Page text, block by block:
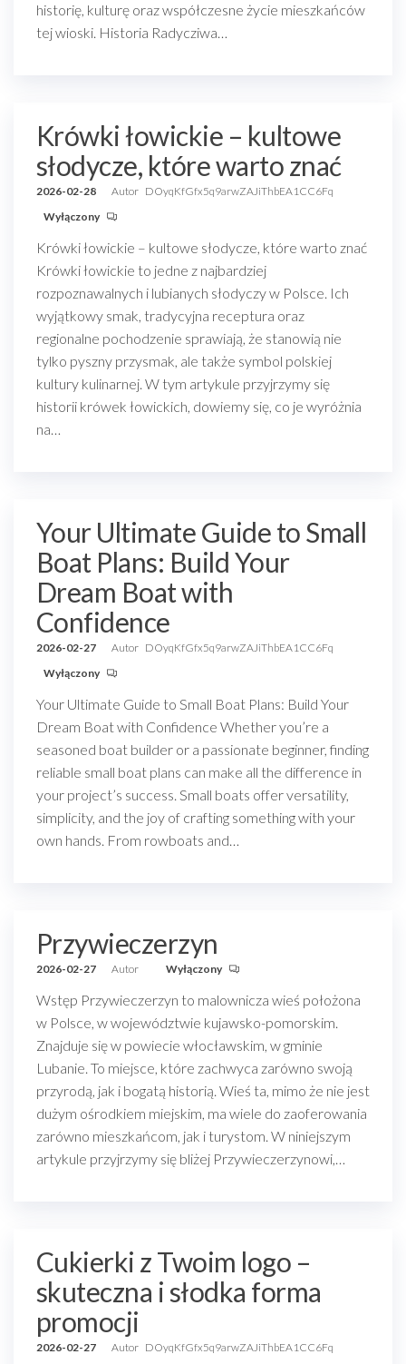
historię, kulturę oraz współczesne życie mieszkańców
tej wioski. Historia Radycziwa…
Krówki łowickie – kultowe
słodycze, które warto znać
2026-02-28 Autor DOyqKfGfx5q9arwZAJiThbEA1CC6Fq
Wyłączony
Krówki łowickie – kultowe słodycze, które warto znać
Krówki łowickie to jedne z najbardziej
rozpoznawalnych i lubianych słodyczy w Polsce. Ich
wyjątkowy smak, tradycyjna receptura oraz
regionalne pochodzenie sprawiają, że stanowią nie
tylko pyszny przysmak, ale także symbol polskiej
kultury kulinarnej. W tym artykule przyjrzymy się
historii krówek łowickich, dowiemy się, co je wyróżnia
na…
Your Ultimate Guide to Small
Boat Plans: Build Your
Dream Boat with
Confidence
2026-02-27 Autor DOyqKfGfx5q9arwZAJiThbEA1CC6Fq
Wyłączony
Your Ultimate Guide to Small Boat Plans: Build Your
Dream Boat with Confidence Whether you’re a
seasoned boat builder or a passionate beginner, finding
reliable small boat plans can make all the difference in
your project’s success. Small boats offer versatility,
simplicity, and the joy of crafting something with your
own hands. From rowboats and…
Przywieczerzyn
2026-02-27 Autor Wyłączony
Wstęp Przywieczerzyn to malownicza wieś położona
w Polsce, w województwie kujawsko-pomorskim.
Znajduje się w powiecie włocławskim, w gminie
Lubanie. To miejsce, które zachwyca zarówno swoją
przyrodą, jak i bogatą historią. Wieś ta, mimo że nie jest
dużym ośrodkiem miejskim, ma wiele do zaoferowania
zarówno mieszkańcom, jak i turystom. W niniejszym
artykule przyjrzymy się bliżej Przywieczerzynowi,…
Cukierki z Twoim logo –
skuteczna i słodka forma
promocji
2026-02-27 Autor DOyqKfGfx5q9arwZAJiThbEA1CC6Fq